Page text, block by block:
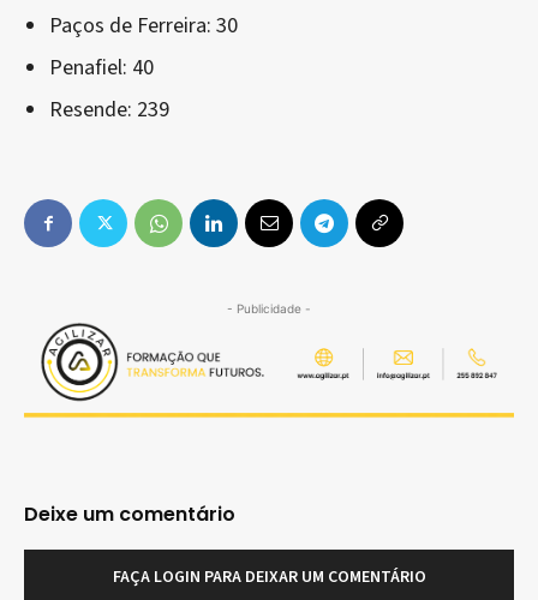
Paços de Ferreira: 30
Penafiel: 40
Resende: 239
- Publicidade -
Deixe um comentário
FAÇA LOGIN PARA DEIXAR UM COMENTÁRIO